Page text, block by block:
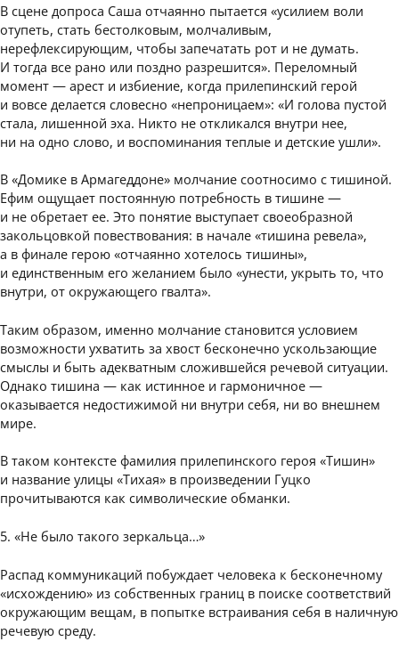
В сцене допроса Саша отчаянно пытается «усилием воли
отупеть, стать бестолковым, молчаливым,
нерефлексирующим, чтобы запечатать рот и не думать.
И тогда все рано или поздно разрешится». Переломный
момент — арест и избиение, когда прилепинский герой
и вовсе делается словесно «непроницаем»: «И голова пустой
стала, лишенной эха. Никто не откликался внутри нее,
ни на одно слово, и воспоминания теплые и детские ушли».
В «Домике в Армагеддоне» молчание соотносимо с тишиной.
Ефим ощущает постоянную потребность в тишине —
и не обретает ее. Это понятие выступает своеобразной
закольцовкой повествования: в начале «тишина ревела»,
а в финале герою «отчаянно хотелось тишины»,
и единственным его желанием было «унести, укрыть то, что
внутри, от окружающего гвалта».
Таким образом, именно молчание становится условием
возможности ухватить за хвост бесконечно ускользающие
смыслы и быть адекватным сложившейся речевой ситуации.
Однако тишина — как истинное и гармоничное —
оказывается недостижимой ни внутри себя, ни во внешнем
мире.
В таком контексте фамилия прилепинского героя «Тишин»
и название улицы «Тихая» в произведении Гуцко
прочитываются как символические обманки.
5. «Не было такого зеркальца…»
Распад коммуникаций побуждает человека к бесконечному
«исхождению» из собственных границ в поиске соответствий
окружающим вещам, в попытке встраивания себя в наличную
речевую среду.